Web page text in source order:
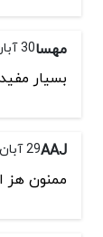
مهسا30 آبان 1401 - 23:02
بسیار
AAJ29 آبان 1401 - 20:30
ممنون هز